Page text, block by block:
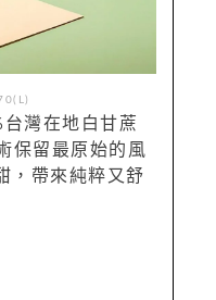
台灣在地白甘蔗
保留最原始的風
，帶來純粹又舒